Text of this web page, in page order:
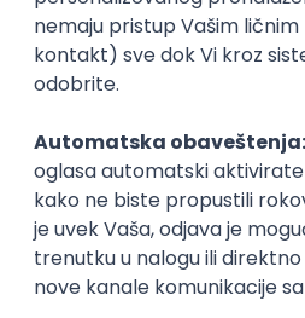
Security
IGT D&B d.o.o.
Implementation
Specialist
Unifiedpost Solutions